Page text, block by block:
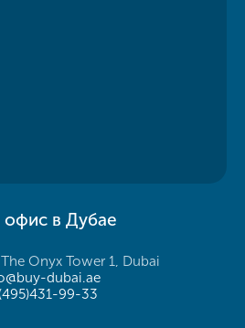
в Дубае
Onyx Tower 1, Dubai
dubai.ae
99-33